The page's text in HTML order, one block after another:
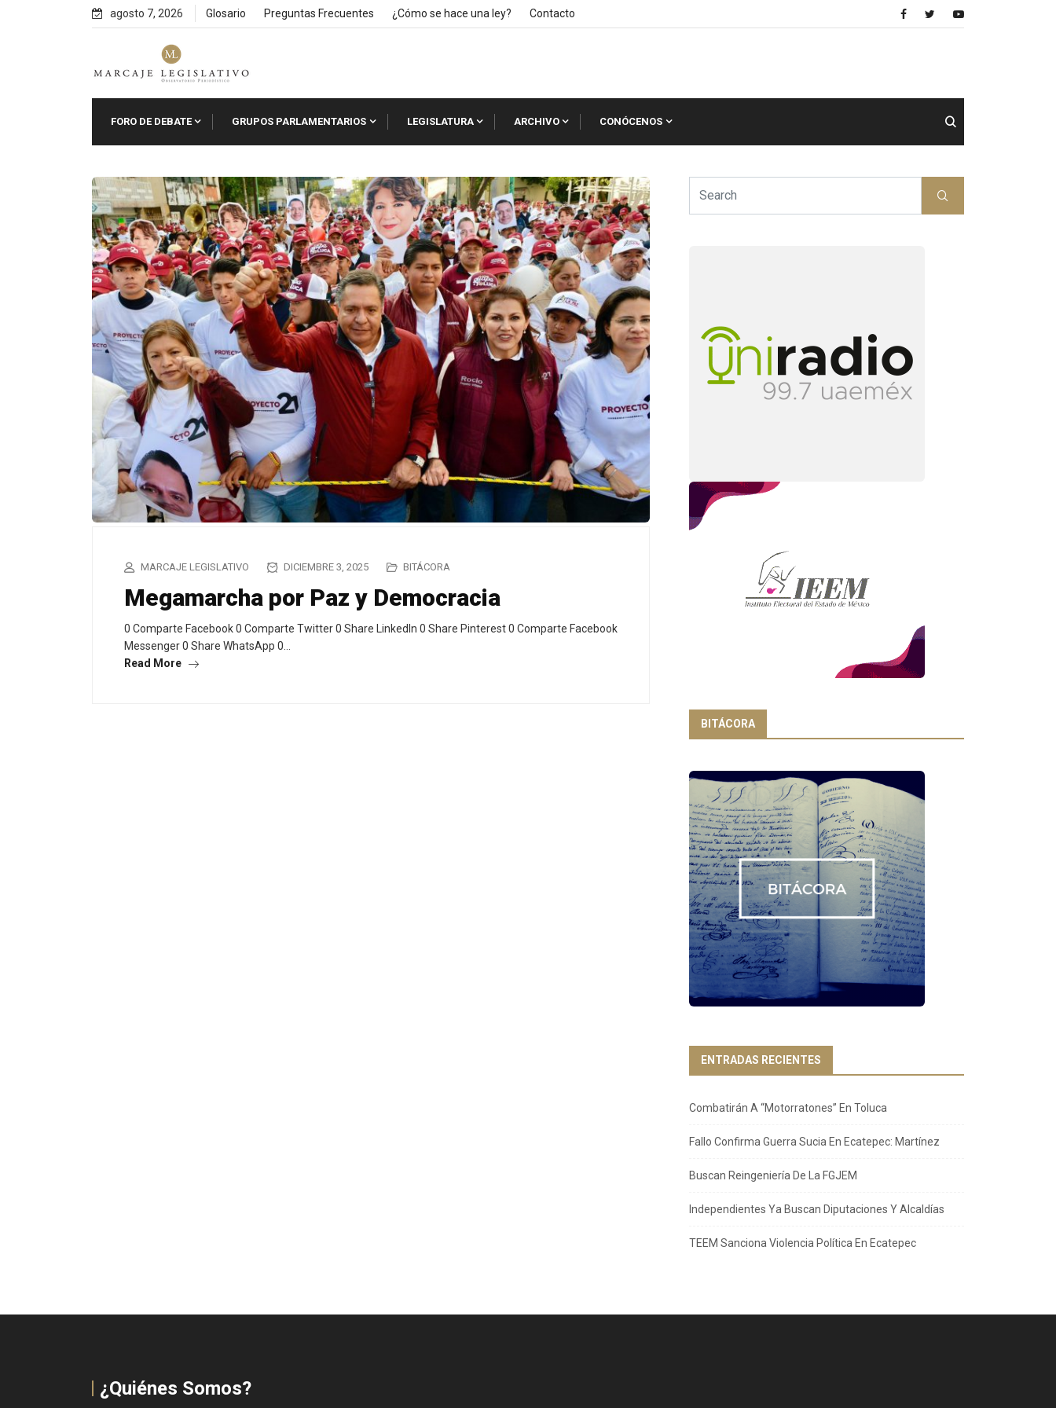
agosto 7, 2026 Glosario Preguntas Frecuentes ¿Cómo se hace una ley? Contacto
FORO DE DEBATE GRUPOS PARLAMENTARIOS LEGISLATURA ARCHIVO CONÓCENOS
MARCAJE LEGISLATIVO DICIEMBRE 3, 2025 BITÁCORA
Megamarcha por Paz y Democracia
0 Comparte Facebook 0 Comparte Twitter 0 Share LinkedIn 0 Share Pinterest 0 Comparte Facebook
Messenger 0 Share WhatsApp 0…
Read More
BITÁCORA
ENTRADAS RECIENTES
Combatirán A “Motorratones” En Toluca
Fallo Confirma Guerra Sucia En Ecatepec: Martínez
Buscan Reingeniería De La FGJEM
Independientes Ya Buscan Diputaciones Y Alcaldías
TEEM Sanciona Violencia Política En Ecatepec
¿Quiénes Somos?